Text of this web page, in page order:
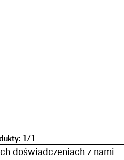
1/1
doświadczeniach z nami